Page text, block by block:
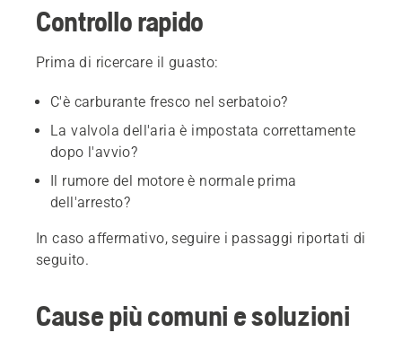
Controllo rapido
Prima di ricercare il guasto:
C'è carburante fresco nel serbatoio?
La valvola dell'aria è impostata correttamente
dopo l'avvio?
Il rumore del motore è normale prima
dell'arresto?
In caso affermativo, seguire i passaggi riportati di
seguito.
Cause più comuni e soluzioni